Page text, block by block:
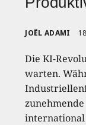
JOËL ADAMI
Die KI-
warten.
international